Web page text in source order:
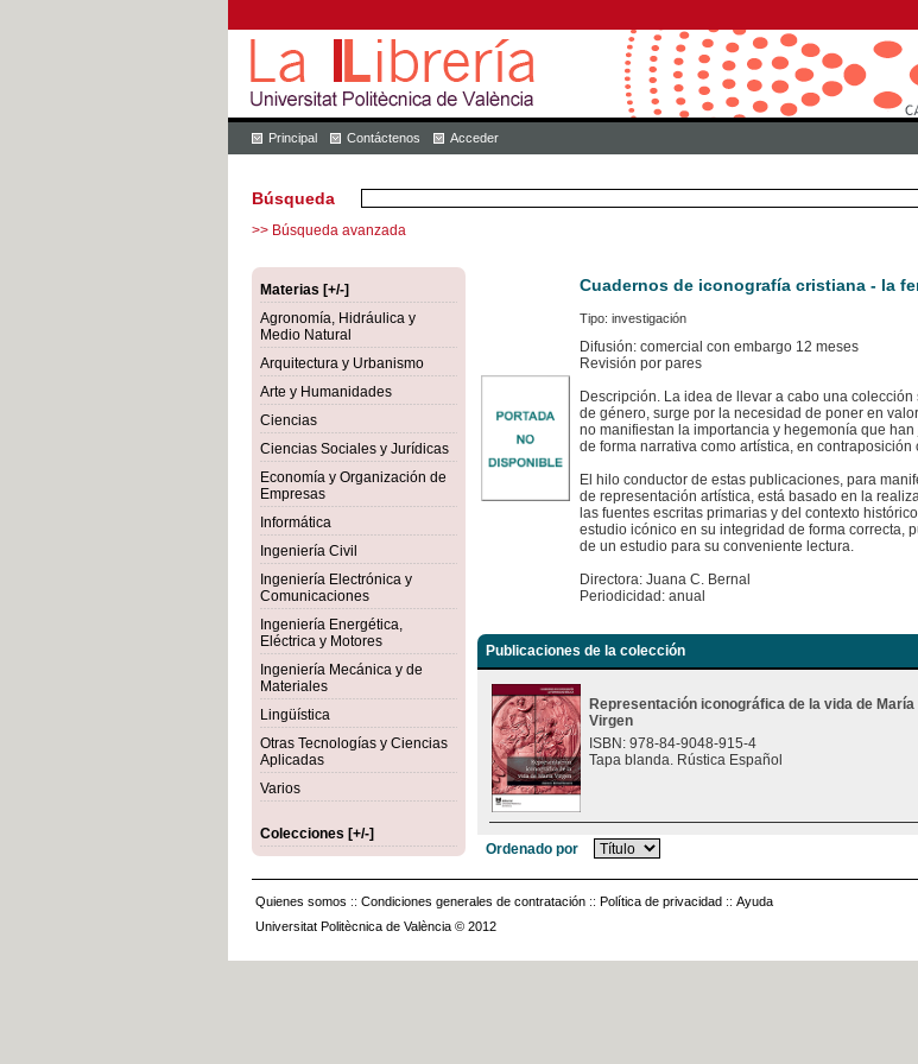
Principal Contáctenos Acceder
Búsqueda
>> Búsqueda avanzada
Materias [+/-]
Agronomía, Hidráulica y
Medio Natural
Arquitectura y Urbanismo
Arte y Humanidades
Ciencias
Ciencias Sociales y Jurídicas
Economía y Organización de
Empresas
Informática
Ingeniería Civil
Ingeniería Electrónica y
Comunicaciones
Ingeniería Energética,
Eléctrica y Motores
Ingeniería Mecánica y de
Materiales
Lingüística
Otras Tecnologías y Ciencias
Aplicadas
Varios
Colecciones [+/-]
Cuadernos de iconografía cristiana - la
Tipo: investigación
Difusión: comercial con embargo 12 meses
Revisión por pares
Descripción. La idea de llevar a cabo una
de género, surge por la necesidad de poner en
no manifiestan la importancia y hegemonía que
de forma narrativa como artística, en
El hilo conductor de estas publicaciones, para
de representación artística, está basado en la
las fuentes escritas primarias y del contexto
estudio icónico en su integridad de forma correcta,
de un estudio para su conveniente lectura.
Directora: Juana C. Bernal
Periodicidad: anual
Publicaciones de la colección
Representación iconográfica de la vida de María
Virgen
ISBN: 978-84-9048-915-4
Tapa blanda. Rústica Español
Ordenado por
Quienes somos :: Condiciones generales de contratación :: Política de privacidad :: Ayuda
Universitat Politècnica de València © 2012